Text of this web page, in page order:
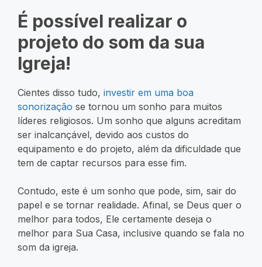
É possível realizar o
projeto do som da sua
Igreja!
Cientes disso tudo, investir em uma boa
sonorização se tornou um sonho para muitos
líderes religiosos. Um sonho que alguns acreditam
ser inalcançável, devido aos custos do
equipamento e do projeto, além da dificuldade que
tem de captar recursos para esse fim.
Contudo, este é um sonho que pode, sim, sair do
papel e se tornar realidade. Afinal, se Deus quer o
melhor para todos, Ele certamente deseja o
melhor para Sua Casa, inclusive quando se fala no
som da igreja.